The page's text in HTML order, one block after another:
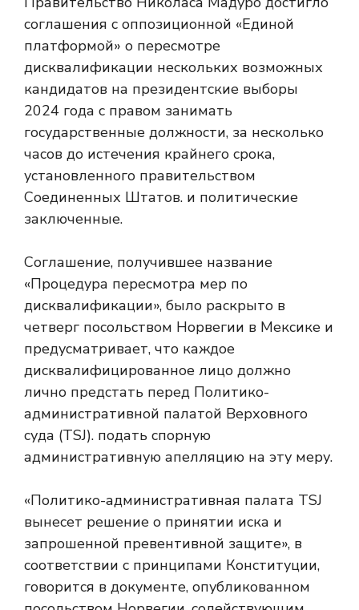
соглашения с оппозиционной «Единой
платформой» о пересмотре
дисквалификации нескольких возможных
кандидатов на президентские выборы
2024 года с правом занимать
государственные должности, за несколько
часов до истечения крайнего срока,
установленного правительством
Соединенных Штатов. и политические
заключенные.
Соглашение, получившее название
«Процедура пересмотра мер по
дисквалификации», было раскрыто в
четверг посольством Норвегии в Мексике и
предусматривает, что каждое
дисквалифицированное лицо должно
лично предстать перед Политико-
административной палатой Верховного
суда (TSJ). подать спорную
административную апелляцию на эту меру.
«Политико-административная палата TSJ
вынесет решение о принятии иска и
запрошенной превентивной защите», в
соответствии с принципами Конституции,
говорится в документе, опубликованном